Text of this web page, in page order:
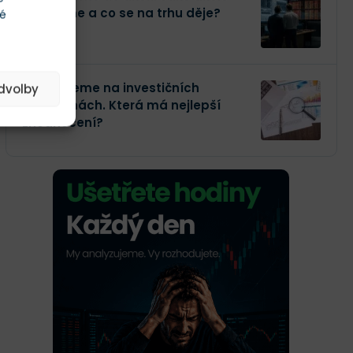
kupujeme a co se na trhu děje?
Investujeme na investičních
platformách. Která má nejlepší
zhodnocení?